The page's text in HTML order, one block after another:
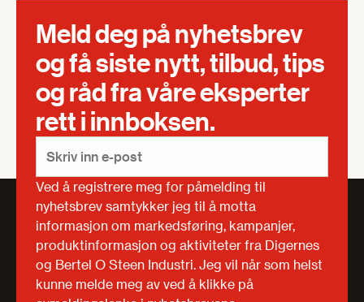
Meld deg på nyhetsbrev
og få siste nytt, tilbud, tips
og råd fra våre eksperter
rett i innboksen.
Ved å registrere meg for påmelding til
nyhetsbrev samtykker jeg til å motta
informasjon om markedsføring, kampanjer,
produktinformasjon og aktiviteter fra Digernes
og Bertel O Steen Industri. Jeg vil når som helst
kunne melde meg av ved å klikke på